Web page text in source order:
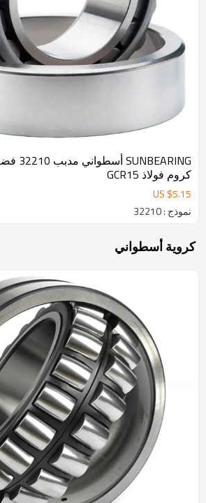
كروم فولاذ GCR15
US $5.15
نموذج : 32210
كروية أسطواني